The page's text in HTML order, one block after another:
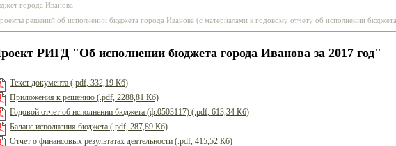
города Иванова
решений об исполнении бюджета города Иванова (с материалами к годовому отчету об исполнении
РИГД "Об исполнении бюджета города Иванова за 2017 год"
Текст документа (.pdf, 332,19 Кб)
Приложения к решению (.pdf, 2288,81 Кб)
Годовой отчет об исполнении бюджета (ф.0503117) (.pdf, 613,34 Кб)
Баланс исполнения бюджета (.pdf, 287,89 Кб)
Отчет о финансовых результатах деятельности (.pdf, 415,52 Кб)